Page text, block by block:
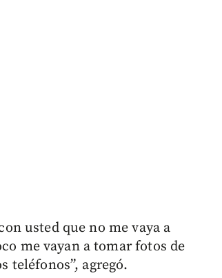
usted que no me vaya a
me vayan a tomar fotos de
teléfonos”, agregó.